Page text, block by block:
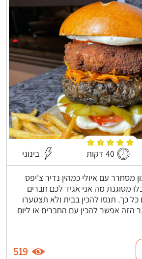
40 דקות בינוני
מסחרר עם איולי כמהין נדיר צ'יפס
מטוגנת מה אני אגיד לכם חברים
כל כך. תנסו להכין בבית ולא תצטערו
הזה אפשר להכין עם החברים או ליום
519